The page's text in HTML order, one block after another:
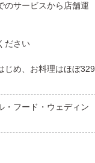
のサービスから店舗運
ださい
じめ、お料理はほぼ329
・フード・ウェディン